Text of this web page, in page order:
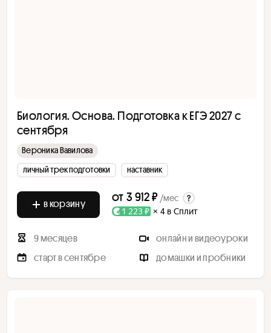
Биология. Основа. Подготовка к ЕГЭ 2027 с
сентября
Вероника Вавилова
личный трек подготовки
наставник
в корзину от 3 912 ₽ /мес
1 223 ₽ × 4 в Сплит
9 месяцев
онлайн и видеоуроки
старт в сентябре
домашки и пробники